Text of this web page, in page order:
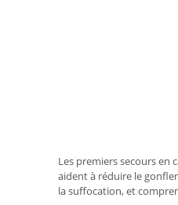
Les premiers secours en
aident à réduire le
la suffocation, et